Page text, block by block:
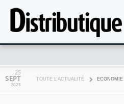
25
SEPT
2023
TOUTE L'ACTUALITÉ ECONOMIE